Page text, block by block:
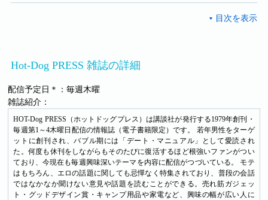
Hot-Dog PRESS 雑誌の詳細
配信予定日＊：毎週木曜
雑誌紹介：
HOT-Dog PRESS（ホットドッグプレス）は講談社が発行する1979年創刊・
毎週第1～4木曜日配信の情報誌（電子書籍限定）です。 若年男性をターゲ
ットに創刊され、バブル期には「デート・マニュアル」として愛読され
た。何度も休刊をしながらもそのたびに復活するほど根強いファンがつい
ており、今現在も毎週興味深いテーマを内容に配信がつづいている。 モテ
はもちろん、エロの話題に関しても忌憚なく特集されており、普段の会話
ではなかなか聞けない意見や話題を読むことができる。売れ筋ガジェッ
ト・グッドデザイン賞・キャンプ用品や家電など、興味の幅が広い人に